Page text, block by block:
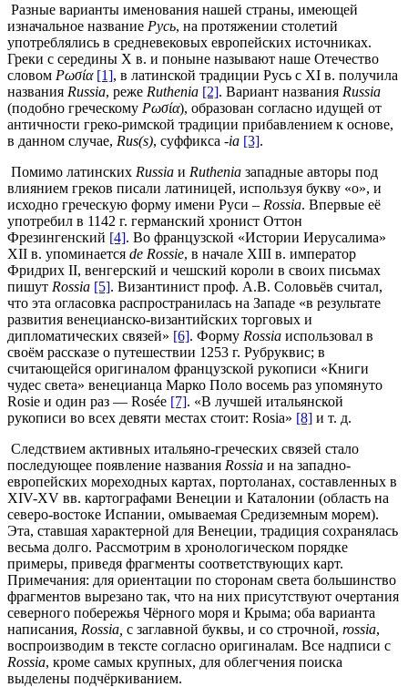
Разные варианты именования нашей страны, имеющей
изначальное название Русь, на протяжении столетий
употреблялись в средневековых европейских источниках.
Греки с середины X в. и поныне называют наше Отечество
словом Ρωσία [1], в латинской традиции Русь с XI в. получила
названия Russia, реже Ruthenia [2]. Вариант названия Russia
(подобно греческому Ρωσία), образован согласно идущей от
античности греко-римской традиции прибавлением к основе,
в данном случае, Rus(s), суффикса -ia [3].
Помимо латинских Russia и Ruthenia западные авторы под
влиянием греков писали латиницей, используя букву «о», и
исходно греческую форму имени Руси – Rossia. Впервые её
употребил в 1142 г. германский хронист Оттон
Фрезингенский [4]. Во французской «Истории Иерусалима»
XII в. упоминается de Rossie, в начале XIII в. император
Фридрих II, венгерский и чешский короли в своих письмах
пишут Rossia [5]. Византинист проф. А.В. Соловьёв считал,
что эта огласовка распространилась на Западе «в результате
развития венецианско-византийских торговых и
дипломатических связей» [6]. Форму Rossiа использовал в
своём рассказе о путешествии 1253 г. Рубруквис; в
считающейся оригиналом французской рукописи «Книги
чудес света» венецианца Марко Поло восемь раз упомянуто
Rosie и один раз — Rosée [7]. «В лучшей итальянской
рукописи во всех девяти местах стоит: Rosia» [8] и т. д.
Следствием активных итальяно-греческих связей стало
последующее появление названия Rossia и на западно-
европейских мореходных картах, портоланах, составленных в
XIV-XV вв. картографами Венеции и Каталонии (область на
северо-востоке Испании, омываемая Средиземным морем).
Эта, ставшая характерной для Венеции, традиция сохранялась
весьма долго. Рассмотрим в хронологическом порядке
примеры, приведя фрагменты соответствующих карт.
Примечания: для ориентации по сторонам света большинство
фрагментов вырезано так, что на них присутствуют очертания
северного побережья Чёрного моря и Крыма; оба варианта
написания, Rossia, с заглавной буквы, и со строчной, rossia,
воспроизводим в тексте согласно оригиналам. Все надписи с
Rossia, кроме самых крупных, для облегчения поиска
выделены подчёркиванием.